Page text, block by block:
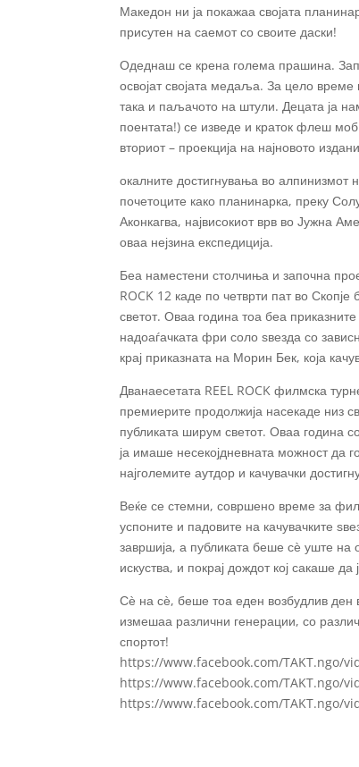
Македон ни ја покажаа својата
присутен на саемот со своите даски!
Одеднаш се крена голема прашина.
освојат својата медаља. За цело
така и паљачото на штули. Децата ја
поентата!) се изведе и краток флеш
вториот – проекција на најновото
окалните достигнувања во алпинизмот
почетоците како планинарка, преку
Аконкагва, највисокиот врв во Јужна
оваа нејзина експедиција.
Беа наместени столчиња и започна
ROCK 12 каде по четврти пат во Скопје
светот. Оваа година тоа беа
надоаѓачката фри соло ѕвезда со
крај приказната на Морин Бек, која
Дванаесетата REEL ROCK филмска
премиерите продолжија насекаде низ
публиката ширум светот. Оваа година
ја имаше несекојдневната можност да
најголемите аутдор и качувачки
Веќе се стемни, совршено време за
успоните и падовите на качувачките
завршија, а публиката беше сѐ уште на
искуства, и покрај дождот кој сакаше
Сѐ на сѐ, беше тоа еден возбудлив ден
измешаа различни генерации, со
спортот!
https://www.facebook.com/TAKT.ngo/
https://www.facebook.com/TAKT.ngo/
https://www.facebook.com/TAKT.ngo/